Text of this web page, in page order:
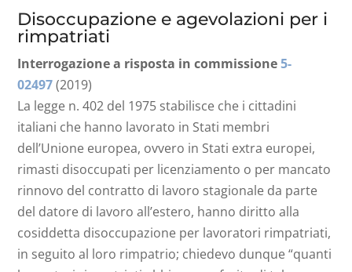
Disoccupazione e agevolazioni per i
rimpatriati
Interrogazione a risposta in commissione5-
02497 (2019)
La legge n. 402 del 1975 stabilisce che i cittadini
italiani che hanno lavorato in Stati membri
dell’Unione europea, ovvero in Stati extra europei,
rimasti disoccupati per licenziamento o per mancato
rinnovo del contratto di lavoro stagionale da parte
del datore di lavoro all’estero, hanno diritto alla
cosiddetta disoccupazione per lavoratori rimpatriati,
in seguito al loro rimpatrio; chiedevo dunque “quanti